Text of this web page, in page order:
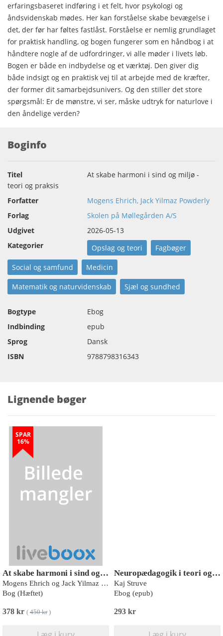
erfaringsbaseret indføring i et felt, hvor psykologi og
åndsvidenskab mødes. Her kan forståelse skabe bevægelse i
det, der før har føltes fastlåst. Forståelse er nemlig grundlaget
for praktisk handling, og bogen fungerer som en håndbog i at
håndtere nogle af de udfordringer, vi alle møder i livets løb.
Bogen er både en indbydelse og et værktøj. Den giver dig
både indsigt og en praktisk vej til at arbejde med de kræfter,
der former dit samarbejdsunivers. Og den stiller det store
spørgsmål: Er de mønstre, vi ser, måske udtryk for naturlove i
den åndelige verden?
Boginfo
Titel
At skabe harmoni i sind og miljø -
teori og praksis
Forfatter
Mogens Ehrich, Jack Yilmaz Powderly
Forlag
Skolen på Møllegården A/S
Udgivet
2026-05-13
Kategorier
Opslag og teori Fagbøger
Social og samfund Medicin
Matematik og naturvidenskab Sjæl og sundhed
Bogtype
Ebog
Indbinding
epub
Sprog
Dansk
ISBN
9788798316343
Lignende bøger
SPAR
16%
At skabe harmoni i sind og miljø
Mogens Ehrich og Jack Yilmaz Powderly
Bog (Hæftet)
378 kr ( 450 kr)
Neuropædagogik i teori og praksis
Kaj Struve
Ebog (epub)
293 kr